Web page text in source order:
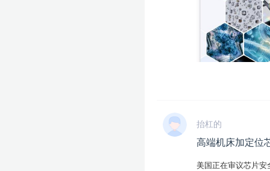
抬杠的
高端机床加定位
美国正在审议芯片